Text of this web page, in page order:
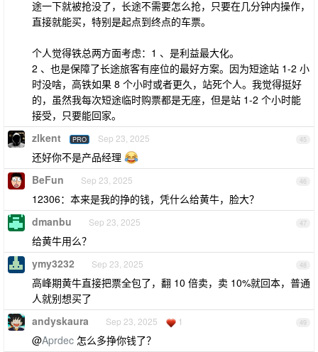
途一下就被抢没了，长途不需要怎么抢，只要在几分钟内操作，
直接就能买，特别是起点到终点的车票。
个人觉得铁总两方面考虑：1 、是利益最大化。
2 、也是保障了长途旅客有座位的最好方案。因为短途站 1-2 小
时没啥，高铁如果 8 个小时或者更久，站死个人。我觉得挺好
的，虽然我每次短途临时购票都是无座，但是站 1-2 个小时能
接受，只要能回家。
45
zlkent PRO Sep 23, 2025
还好你不是产品经理
46
BeFun Sep 23, 2025
12306：本来是我的挣的钱，凭什么给黄牛，脸大？
47
dmanbu Sep 23, 2025
给黄牛用么？
48
ymy3232 Sep 23, 2025
高峰期黄牛直接把票全包了，翻 10 倍卖，卖 10%就回本，普通
人就别想买了
49
andyskaura Sep 23, 2025 1
@Aprdec 怎么多挣你钱了？